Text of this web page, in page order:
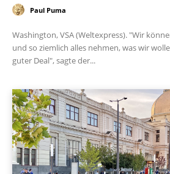
Paul Puma
Washington, VSA (Weltexpress). "Wir
und so ziemlich alles nehmen, was wir
guter Deal", sagte der...